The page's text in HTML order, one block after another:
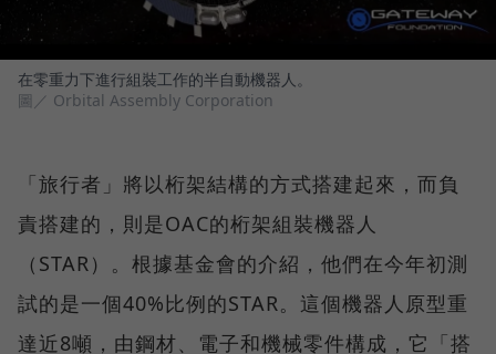
在零重力下進行組裝工作的半自動機器人。
圖／ Orbital Assembly Corporation
「旅行者」將以桁架結構的方式搭建起來，而負
責搭建的，則是OAC的桁架組裝機器人
（STAR）。根據基金會的介紹，他們在今年初測
試的是一個40%比例的STAR。這個機器人原型重
達近8噸，由鋼材、電子和機械零件構成，它「搭